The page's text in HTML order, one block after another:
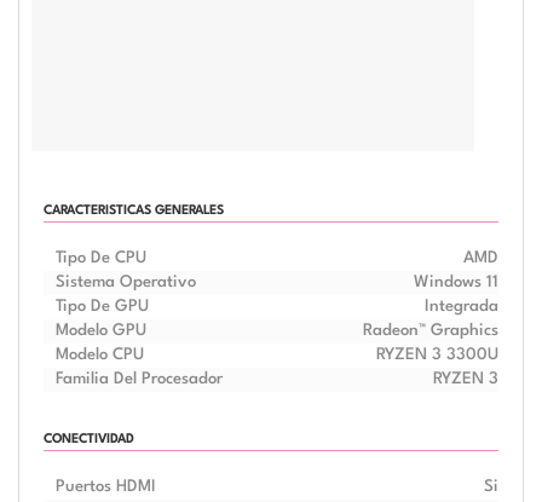
CARACTERISTICAS GENERALES
Tipo De CPU
AMD
Sistema Operativo
Windows 11
Tipo De GPU
Integrada
Modelo GPU
Radeon™ Graphics
Modelo CPU
RYZEN 3 3300U
Familia Del Procesador
RYZEN 3
CONECTIVIDAD
Puertos HDMI
Si